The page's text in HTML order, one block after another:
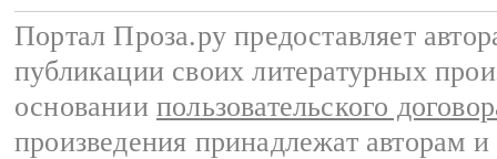
Портал Проза.ру предоставляет
публикации своих литературных
основании пользовательского
произведения принадлежат авторам